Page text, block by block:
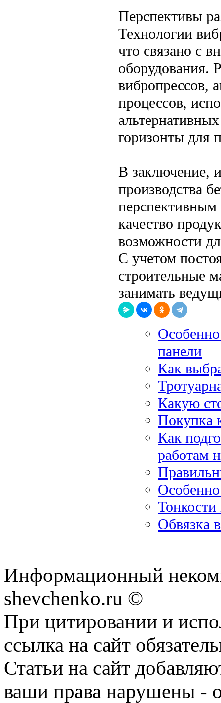
Перспективы
Технологии
что связано с
оборудования.
вибропрессов,
процессов,
горизонты для
В заключение,
производства
перспективным
качество
возможности
С учетом
строительные
занимать
панели
Как
Какую
Покупка
Как
работам
Тонкости
Обвязка
Информационный
shevchenko.ru ©
При цитировании и
ссылка на сайт
Статьи на сайт
ваши права нарушены -